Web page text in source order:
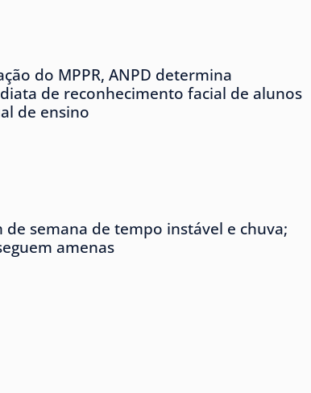
do MPPR, ANPD determina
de reconhecimento facial de alunos
de ensino
semana de tempo instável e chuva;
amenas